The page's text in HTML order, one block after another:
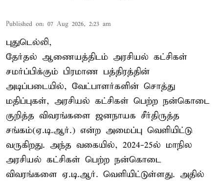
Published on: 07 Aug 2026, 2:23 am
புதுடெல்லி,
தேர்தல் ஆணையத்திடம் அரசியல் கட்சிகள்
சமர்ப்பிக்கும் பிரமாண பத்திரத்தின்
அடிப்படையில், வேட்பாளர்களின் சொத்து
மதிப்புகள், அரசியல் கட்சிகள் பெற்ற நன்கொடை
குறித்த விவரங்களை ஜனநாயக சீர்திருத்த
சங்கம்(ஏ.டி.ஆர்.) என்ற அமைப்பு வெளியிட்டு
வருகிறது. அந்த வகையில், 2024-25ல் மாநில
அரசியல் கட்சிகள் பெற்ற நன்கொடை
விவரங்களை ஏ.டி.ஆர். வெளியிட்டுள்ளது. அதில்